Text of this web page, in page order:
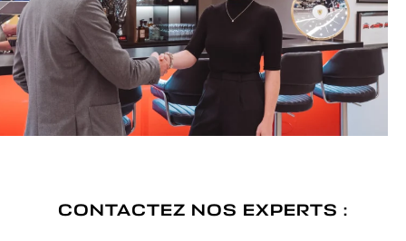
CONTACTEZ NOS EXPERTS :